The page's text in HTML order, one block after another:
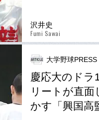
沢井史
Fumi Sawai
大学野球PRESS
慶応大のド
リートが直
かす「興国高